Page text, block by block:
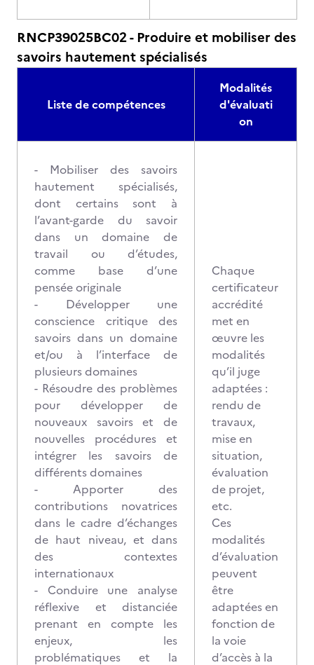
RNCP39025BC02 - Produire et mobiliser des
savoirs hautement spécialisés
Liste de compétences
Modalités
d'évaluati
on
- Mobiliser des savoirs
hautement spécialisés,
dont certains sont à
l’avant-garde du savoir
dans un domaine de
travail ou d’études,
comme base d’une
pensée originale
- Développer une
conscience critique des
savoirs dans un domaine
et/ou à l’interface de
plusieurs domaines
- Résoudre des problèmes
pour développer de
nouveaux savoirs et de
nouvelles procédures et
intégrer les savoirs de
différents domaines
- Apporter des
contributions novatrices
dans le cadre d’échanges
de haut niveau, et dans
des contextes
internationaux
- Conduire une analyse
réflexive et distanciée
prenant en compte les
enjeux, les
problématiques et la
Chaque
certificateur
accrédité
met en
œuvre les
modalités
qu’il juge
adaptées :
rendu de
travaux,
mise en
situation,
évaluation
de projet,
etc.
Ces
modalités
d’évaluation
peuvent
être
adaptées en
fonction de
la voie
d’accès à la